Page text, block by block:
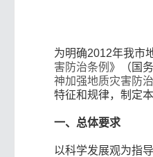
为明确2012年我市
害防治条例 》（国
神加强地质灾害防
特征和规律，制定本
一、总体要求
以科学发展观为指